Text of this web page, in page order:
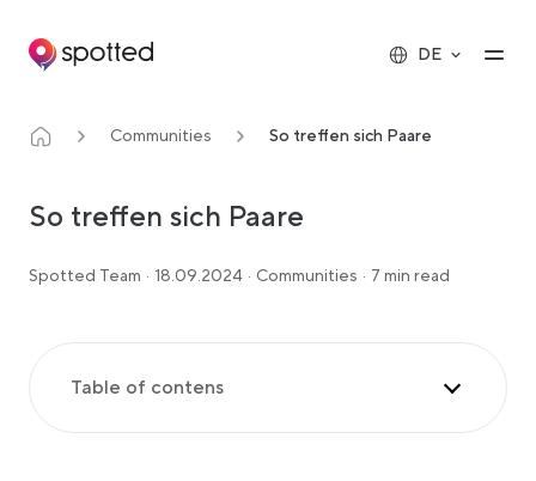
Main navigation
DE
Communities So treffen sich Paare
So treffen sich Paare
Spotted Team · 18.09.2024 · Communities · 7 min read
Table of contens